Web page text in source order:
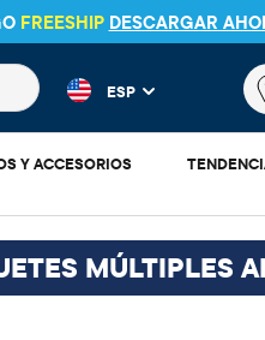
FREESHIP DESCARGAR
populares y los
ESP
Y ACCESORIOS
MÚLTIPLES